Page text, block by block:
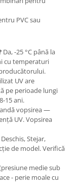
PVC sau
Da, -25 °C până la
cu temperaturi
UV are
pe perioade lungi
15 ani.
vopsirea —
UV. Vopsirea
Stejar,
de model. Verifică
medie sub
- perie moale cu